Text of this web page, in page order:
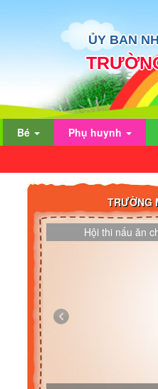
ỦY BAN
Bé Phụ huynh
TRƯỜNG
Hội thi nấu ăn